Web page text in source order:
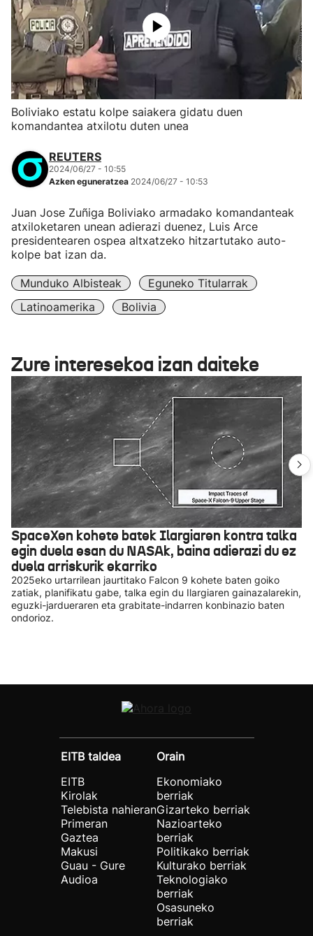
Boliviako estatu kolpe saiakera gidatu duen
komandantea atxilotu duten unea
REUTERS
2024/06/27 - 10:55
Azken eguneratzea 2024/06/27 - 10:53
Juan Jose Zuñiga Boliviako armadako komandanteak
atxiloketaren unean adierazi duenez, Luis Arce
presidentearen ospea altxatzeko hitzartutako auto-
kolpe bat izan da.
Munduko Albisteak
Eguneko Titularrak
Latinoamerika
Bolivia
Zure interesekoa izan daiteke
SpaceXen kohete batek Ilargiaren kontra talka
egin duela esan du NASAk, baina adierazi du ez
duela arriskurik ekarriko
2025eko urtarrilean jaurtitako Falcon 9 kohete baten goiko
zatiak, planifikatu gabe, talka egin du Ilargiaren gainazalarekin,
eguzki-jardueraren eta grabitate-indarren konbinazio baten
ondorioz.
EITB taldea
EITB
Kirolak
Telebista nahieran
Primeran
Gaztea
Makusi
Guau - Gure
Audioa
Orain
Ekonomiako
berriak
Gizarteko berriak
Nazioarteko
berriak
Politikako berriak
Kulturako berriak
Teknologiako
berriak
Osasuneko
berriak